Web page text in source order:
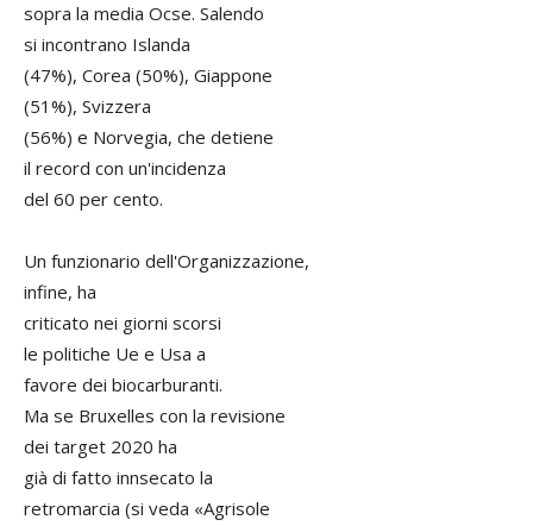
sopra la media Ocse. Salendo
si incontrano Islanda
(47%), Corea (50%), Giappone
(51%), Svizzera
(56%) e Norvegia, che detiene
il record con un'incidenza
del 60 per cento.
Un funzionario dell'Organizzazione,
infine, ha
criticato nei giorni scorsi
le politiche Ue e Usa a
favore dei biocarburanti.
Ma se Bruxelles con la revisione
dei target 2020 ha
già di fatto innsecato la
retromarcia (si veda «Agrisole